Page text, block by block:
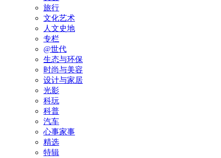
旅行
文化艺术
人文史地
专栏
@世代
生态与环保
时尚与美容
设计与家居
光影
科玩
科普
汽车
心事家事
精选
特辑